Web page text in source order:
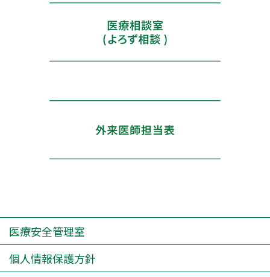
医療安全管理室
個人情報保護方針